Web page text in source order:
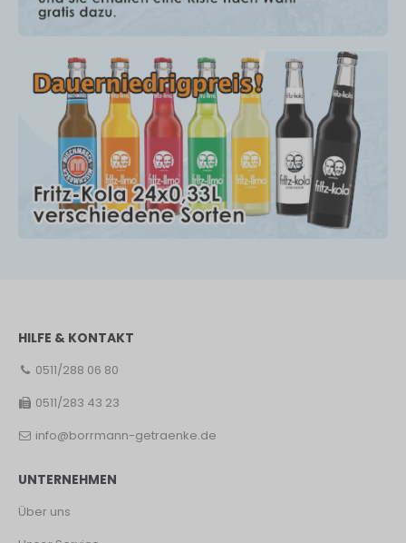
HILFE & KONTAKT
0511/288 06 80
0511/283 43 23
info@borrmann-getraenke.de
UNTERNEHMEN
Über uns